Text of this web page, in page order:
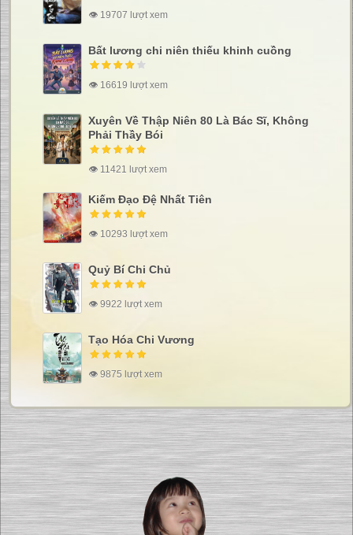
👁 19707 lượt xem
Bất lương chi niên thiếu khinh cuồng
👁 16619 lượt xem
Xuyên Về Thập Niên 80 Là Bác Sĩ, Không
Phải Thầy Bói
👁 11421 lượt xem
Kiếm Đạo Đệ Nhất Tiên
👁 10293 lượt xem
Quỷ Bí Chi Chủ
👁 9922 lượt xem
Tạo Hóa Chi Vương
👁 9875 lượt xem